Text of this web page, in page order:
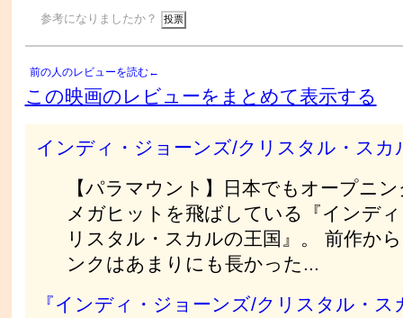
参考になりましたか？
前の人のレビューを読む←
この映画のレビューをまとめて表示する
インディ・ジョーンズ/クリスタル・スカ
【パラマウント】日本でもオープニ
メガヒットを飛ばしている『インデ
リスタル・スカルの王国』。 前作か
ンクはあまりにも長かった...
『インディ・ジョーンズ/クリスタル・